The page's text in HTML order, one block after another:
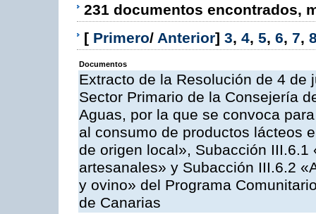
231 documentos encontrados,
[ Primero/ Anterior] 3, 4, 5, 6, 7,
Documentos
Extracto de la Resolución de 4
Sector Primario de la Consejería
Aguas, por la que se convoca
al consumo de productos lácteos
de origen local», Subacción
artesanales» y Subacción III.6.2
y ovino» del Programa
de Canarias